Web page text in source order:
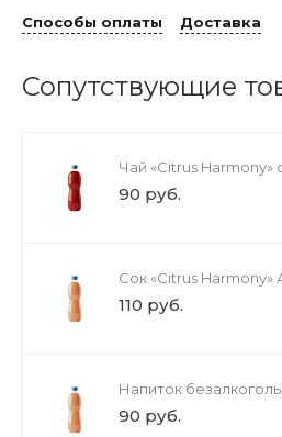
Способы оплаты Доставка
Сопутствующие
Чай «Citrus Harmony»
90 руб.
Сок «Citrus Harmony»
110 руб.
Напиток
90 руб.